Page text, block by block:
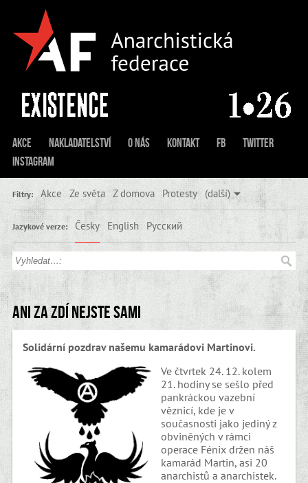
Akce Nakladatelství O nás Kontakt FB
Twitter
Instagram
Filtry: Akce Ze světa Z domova Protesty (další)
Jazykové verze: Česky English Русский
Ani za zdí nejste sami
Solidární pozdrav našemu kamarádovi Martinovi.
Ve čtvrtek 24. 12. kolem
21. hodiny se sešlo před
pankráckou vazební
věznicí, kde je v
současnosti jako jediný z
obviněných v rámci
operace Fénix držen náš
kamarád Martin, asi 20
anarchistů a anarchistek.